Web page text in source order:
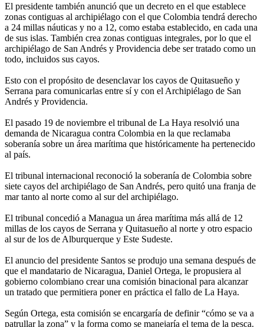
El presidente también anunció que un decreto en el que establece
zonas contiguas al archipiélago con el que Colombia tendrá derecho
a 24 millas náuticas y no a 12, como estaba establecido, en cada una
de sus islas. También crea zonas contiguas integrales, por lo que el
archipiélago de San Andrés y Providencia debe ser tratado como un
todo, incluidos sus cayos.
Esto con el propósito de desenclavar los cayos de Quitasueño y
Serrana para comunicarlas entre sí y con el Archipiélago de San
Andrés y Providencia.
El pasado 19 de noviembre el tribunal de La Haya resolvió una
demanda de Nicaragua contra Colombia en la que reclamaba
soberanía sobre un área marítima que históricamente ha pertenecido
al país.
El tribunal internacional reconoció la soberanía de Colombia sobre
siete cayos del archipiélago de San Andrés, pero quitó una franja de
mar tanto al norte como al sur del archipiélago.
El tribunal concedió a Managua un área marítima más allá de 12
millas de los cayos de Serrana y Quitasueño al norte y otro espacio
al sur de los de Alburquerque y Este Sudeste.
El anuncio del presidente Santos se produjo una semana después de
que el mandatario de Nicaragua, Daniel Ortega, le propusiera al
gobierno colombiano crear una comisión binacional para alcanzar
un tratado que permitiera poner en práctica el fallo de La Haya.
Según Ortega, esta comisión se encargaría de definir “cómo se va a
patrullar la zona” y la forma como se manejaría el tema de la pesca.